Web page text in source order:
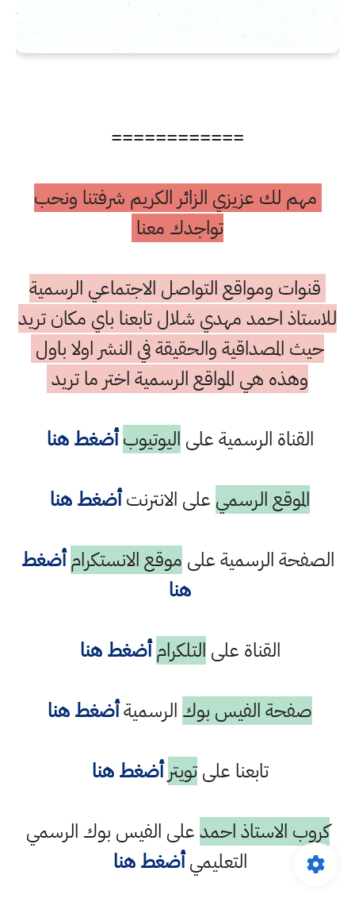
============
مهم لك عزيزي الزائر الكريم شرفتنا ونحب
تواجدك معنا
قنوات ومواقع التواصل الاجتماعي الرسمية
للاستاذ احمد مهدي شلال تابعنا باي مكان تريد
حيث المصداقية والحقيقة في النشر اولا باول
وهذه هي المواقع الرسمية اختر ما تريد
القناة الرسمية على اليوتيوب أضغط هنا
الموقع الرسمي على الانترنتأضغط هنا
الصفحة الرسمية على موقع الانستكرام أضغط
هنا
القناة على التلكرام أضغط هنا
صفحة الفيس بوك الرسميةأضغط هنا
تابعنا علىتويتر أضغط هنا
كروب الاستاذ احمدعلى الفيس بوك الرسمي
التعليميأضغط هنا